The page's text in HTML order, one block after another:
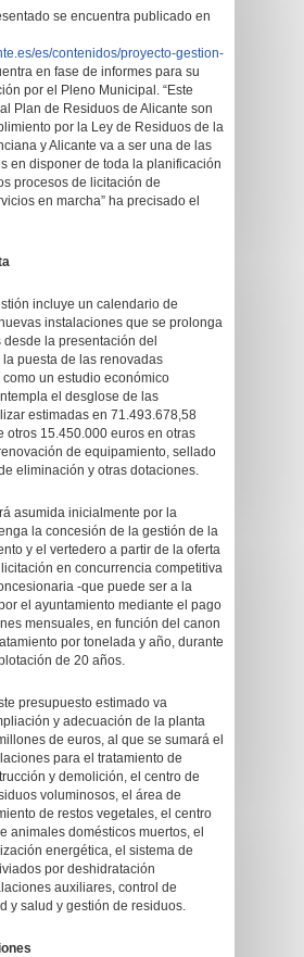
se encuentra publicado en
es/contenidos/proyecto-gestion-
en fase de informes para su
por el Pleno Municipal. “Este
Plan de Residuos de Alicante son
por la Ley de Residuos de la
y Alicante va a ser una de las
en disponer de toda la planificación
procesos de licitación de
en marcha” ha precisado el
incluye un calendario de
instalaciones que se prolonga
la presentación del
puesta de las renovadas
un estudio económico
el desglose de las
estimadas en 71.493.678,58
otros 15.450.000 euros en otras
de equipamiento, sellado
eliminación y otras dotaciones.
asumida inicialmente por la
la concesión de la gestión de la
y el vertedero a partir de la oferta
en concurrencia competitiva
-que puede ser a la
el ayuntamiento mediante el pago
mensuales, en función del canon
por tonelada y año, durante
de 20 años.
presupuesto estimado va
y adecuación de la planta
de euros, al que se sumará el
para el tratamiento de
y demolición, el centro de
voluminosos, el área de
de restos vegetales, el centro
animales domésticos muertos, el
energética, el sistema de
por deshidratación
auxiliares, control de
y salud y gestión de residuos.